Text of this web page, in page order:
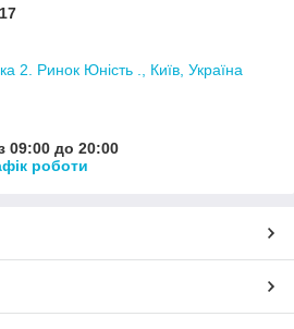
2. Ринок Юність ., Київ, Україна
09:00 до 20:00
роботи